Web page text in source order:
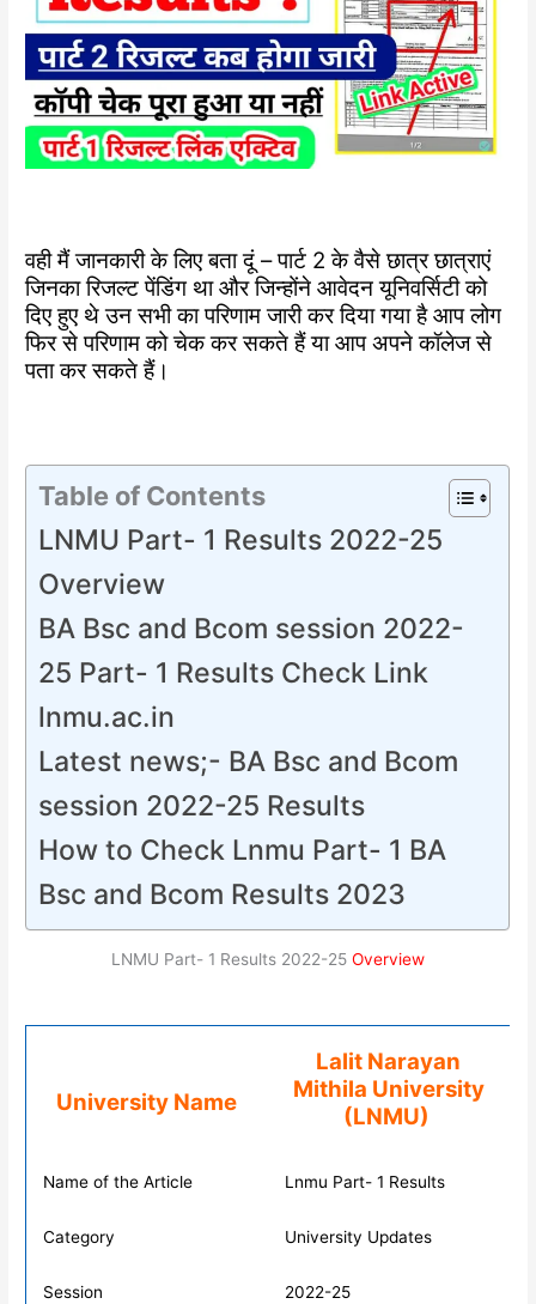
वही मैं जानकारी के लिए बता दूं – पार्ट 2 के वैसे छात्र छात्राएं
जिनका रिजल्ट पेंडिंग था और जिन्होंने आवेदन यूनिवर्सिटी को
दिए हुए थे उन सभी का परिणाम जारी कर दिया गया है आप लोग
फिर से परिणाम को चेक कर सकते हैं या आप अपने कॉलेज से
पता कर सकते हैं।
Table of Contents
LNMU Part- 1 Results 2022-25
Overview
BA Bsc and Bcom session 2022-
25 Part- 1 Results Check Link
lnmu.ac.in
Latest news;- BA Bsc and Bcom
session 2022-25 Results
How to Check Lnmu Part- 1 BA
Bsc and Bcom Results 2023
LNMU Part- 1 Results 2022-25 Overview
University Name
Lalit Narayan
Mithila University
(LNMU)
Name of the Article Lnmu Part- 1 Results
Category University Updates
Session 2022-25